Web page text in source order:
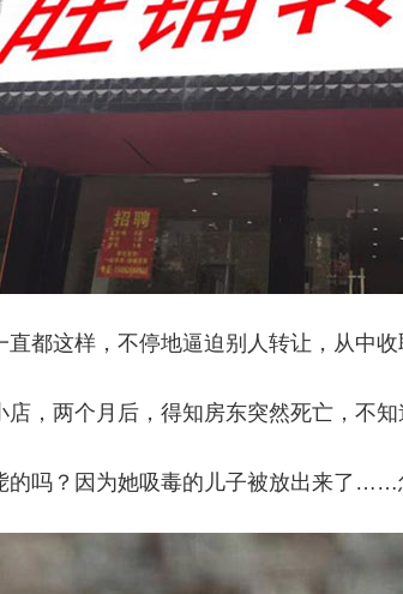
直都这样，不停地逼迫别人转让，从中收
，两个月后，得知房东突然死亡，不知
的吗？因为她吸毒的儿子被放出来了……